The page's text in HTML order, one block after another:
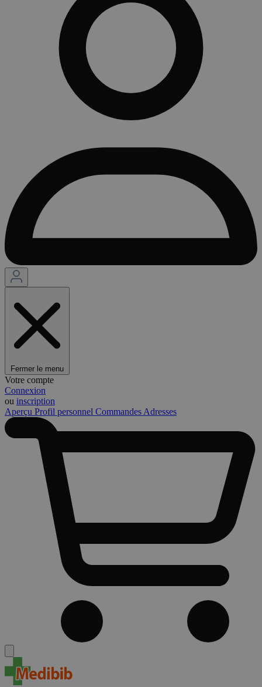
Fermer le menu
Votre compte
Connexion
ou inscription
Aperçu Profil personnel Commandes Adresses